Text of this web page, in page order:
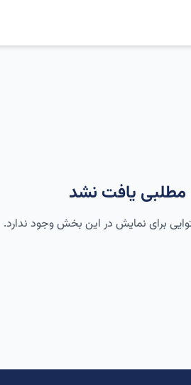
مطلبی یافت نشد
برای نمایش در این بخش وجود ندارد.